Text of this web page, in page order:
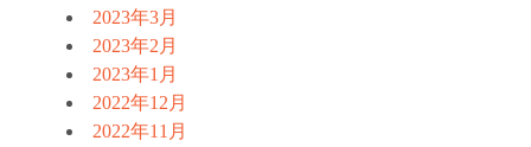
2023年3月
2023年2月
2023年1月
2022年12月
2022年11月